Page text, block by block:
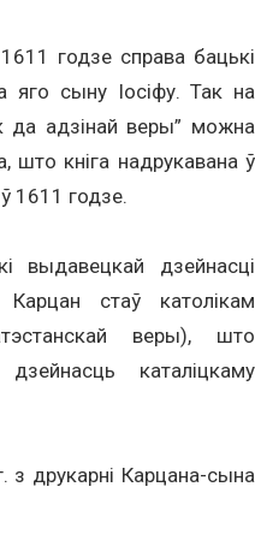
годзе справа бацькі
яго сыну Іосіфу. Так на
да адзінай веры” можна
што кніга надрукавана ў
ў 1611 годзе.
выдавецкай дзейнасці
стаў католікам
веры), што
каталіцкаму
друкарні Карцана-сына